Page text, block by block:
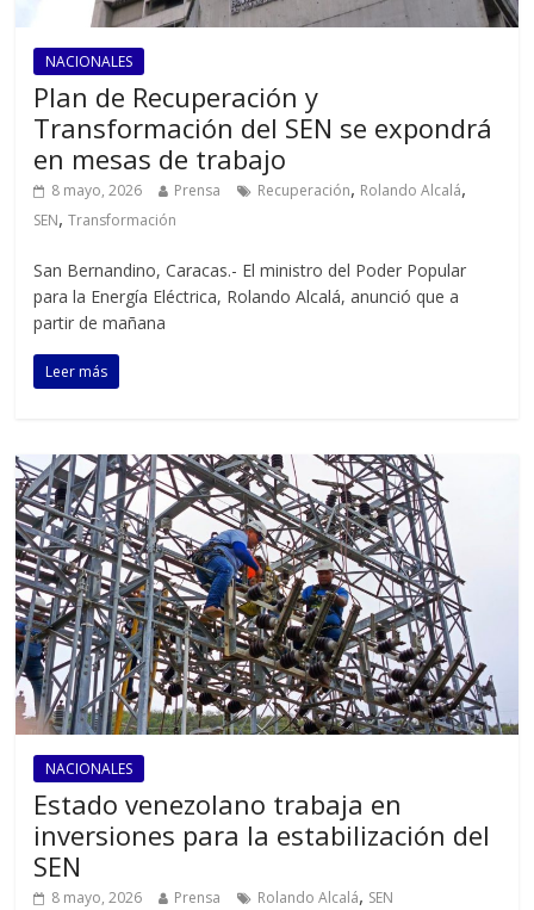
NACIONALES
Plan de Recuperación y
Transformación del SEN se expondrá
en mesas de trabajo
8 mayo, 2026 Prensa Recuperación, Rolando Alcalá,
SEN,Transformación
San Bernandino, Caracas.- El ministro del Poder Popular
para la Energía Eléctrica, Rolando Alcalá, anunció que a
partir de mañana
Leer más
NACIONALES
Estado venezolano trabaja en
inversiones para la estabilización del
SEN
8 mayo, 2026 Prensa Rolando Alcalá, SEN